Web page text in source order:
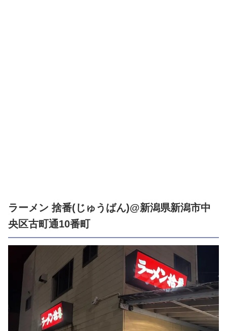
ラーメン 捨番(じゅうばん)@新潟県新潟市中
央区古町通10番町